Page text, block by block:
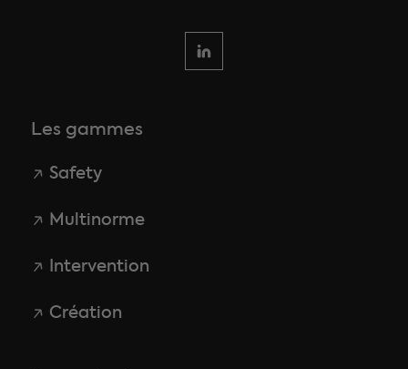
Les gammes
Safety
Multinorme
Intervention
Création